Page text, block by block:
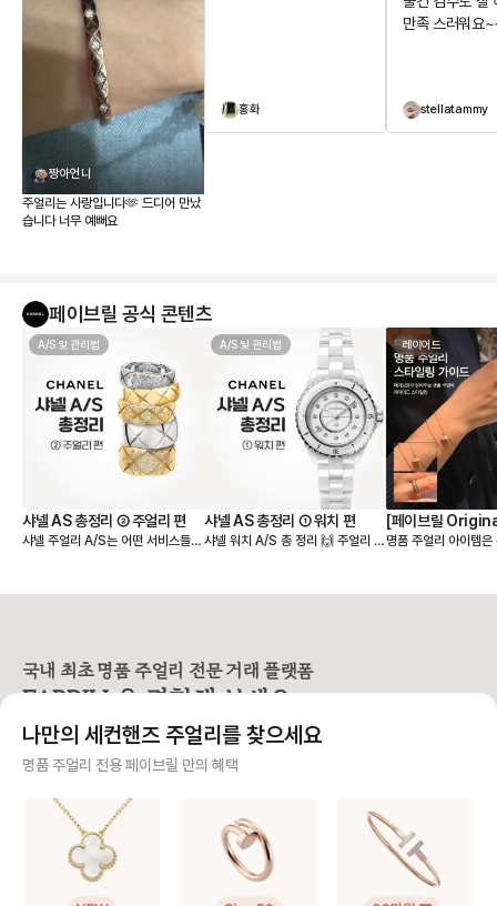
짱아언니
주얼리는 사랑입니다🫶 드디어 만났
습니다 너무 예뻐요
홍화
만족 스러워요
stellatammy
페이브릴 공식 콘텐츠
A/S 및 관리법
샤넬 AS 총정리 ② 주얼리 편
샤넬 주얼리 A/S는 어떤 서비스들이
싹 정리해드릴게요❣️ [사이즈 조정]
만원이 발생됩니다. ❷ 반지 리사이
징 디자인에 따라 제한이 있으며, 대
품의 경우) 6개월 이내에는 1회 무
료, 이후에는 약 31만원이 발생됩니
다. ❸ 귀걸이 조정 귀침을 제거하거
제거하는 경우는 무료지만, 추가하거
나 납땜이 필요한 경우에는 10만원
이 부과됩니다. [광택 & 클리닝] ❶
폴리싱 스크래치를 제거하고 원래의
광택을 되살리는 작업으로 비용은 약
A/S 및 관리법
샤넬 AS 총정리 ① 워치 편
샤넬 워치 A/S 총 정리 🙌 주얼리 인
대명사! 특히, 프리미에르와 J12는
알아두면 추후 사용에도 큰 도움이
됩니다. “보증은 몇 년일까? 오버홀
시계 AS 관련 궁금한 점들 쉽게 정리
2년 10월 이후 구매한 모든 샤넬 워
제공돼요. A/S 접수 시에는 시계 실
물과 신분증을 지참하면 가능하며,
꼭 구매자 본인이 아니어도 접수할
수 있다는 점 참고하세요. [점검 서비
스] ❶오버홀 (전체 점검) 무브먼트
레이어드
[페이브릴
리 스타일링 가이
명품 주얼리 아이템은
드로 착용하는 것도
0% 여성으로 이루어
문적으로 지원하고 있어요
친구처럼, 주얼리 잘
처럼 이용자분들과
국내 최초 명품 주얼리 전문 거래 플랫폼
FABRILL을 경험해 보세요.
사기 걱정 없는 안전 결제
니면 반환해 드려요.
주얼리 전문 이중 검수
주얼리 검수에 특화된 페이브릴 검수팀과 전문 감정사가 컨디션 및 정품 여부를 철저하고 꼼꼼하
나만의 세컨핸즈 주얼리를 찾으세요
명품 주얼리 전용 페이브릴 만의 혜택